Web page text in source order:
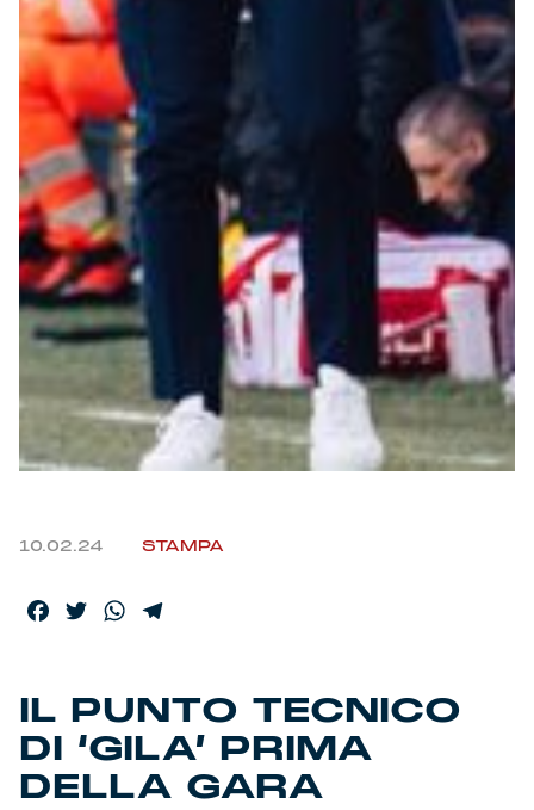
Robe di Kappa x Genoa
Vintage Collection
Red&Blue Voices
Kids
Accessori
Party
Outlet
Gift Card Online Store
Fortissimo batte il mio cuor
10.02.24 STAMPA
Facebook
TwitterWhatsApp
IL PUNTO TECNICO
DI ‘GILA’ PRIMA
DELLA GARA